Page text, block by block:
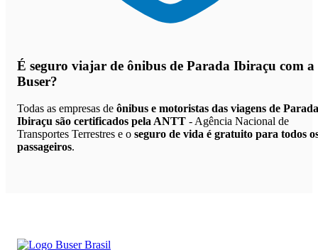
É seguro viajar de ônibus de Parada Ibiraçu com a
Buser?
Todas as empresas de ônibus e motoristas das viagens de Parada
Ibiraçu são certificados pela ANTT - Agência Nacional de
Transportes Terrestres e o seguro de vida é gratuito para todos
passageiros.